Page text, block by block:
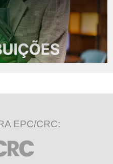
EPC/CRC: